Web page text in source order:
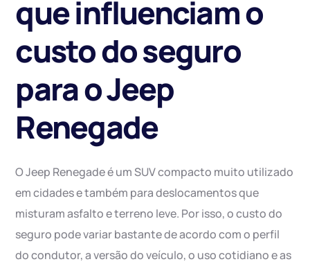
que influenciam o
custo do seguro
para o Jeep
Renegade
O Jeep Renegade é um SUV compacto muito utilizado
em cidades e também para deslocamentos que
misturam asfalto e terreno leve. Por isso, o custo do
seguro pode variar bastante de acordo com o perfil
do condutor, a versão do veículo, o uso cotidiano e as